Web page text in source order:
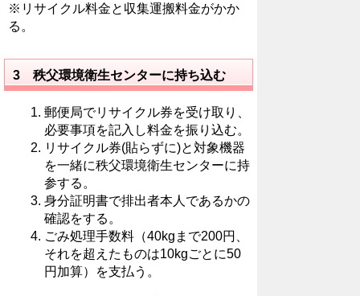
※リサイクル料金と収集運搬料金がかか
る。
3 秩父環境衛生センターに持ち込む
郵便局でリサイクル券を受け取り、
必要事項を記入し料金を振り込む。
リサイクル券(貼らずに)と対象機器
を一緒に秩父環境衛生センターに持
参する。
身分証明書で排出者本人であるかの
確認をする。
ごみ処理手数料（40kgまで200円、
それを超えたものは10kgごとに50
円加算）を支払う。